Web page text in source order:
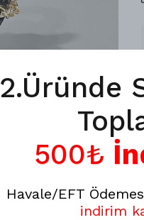
2.Üründe
500₺
Havale/EFT
indirim